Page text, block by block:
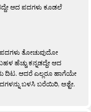
ಆದ ಪದಗಳು ಕೂಡಲೆ
ತೋಚುವುದೋ
ಹೆಚ್ಚು ಕನ್ನಡದ್ದೇ ಆದ
ದಿಟ. ಆದರೆ ಎಲ್ಲರೂ ಹಾಗೆಯೇ
ಬಳಸಿ ಬರೆಯಿರಿ, ಅಶ್ಟೇ.